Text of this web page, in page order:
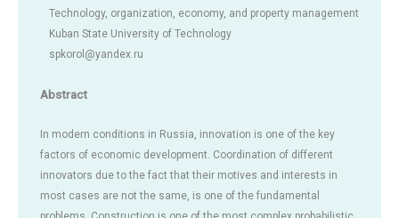
Technology, organization, economy, and property management
Kuban State University of Technology
spkorol@yandex.ru
Abstract
In modern conditions in Russia, innovation is one of the key
factors of economic development. Coordination of different
innovators due to the fact that their motives and interests in
most cases are not the same, is one of the fundamental